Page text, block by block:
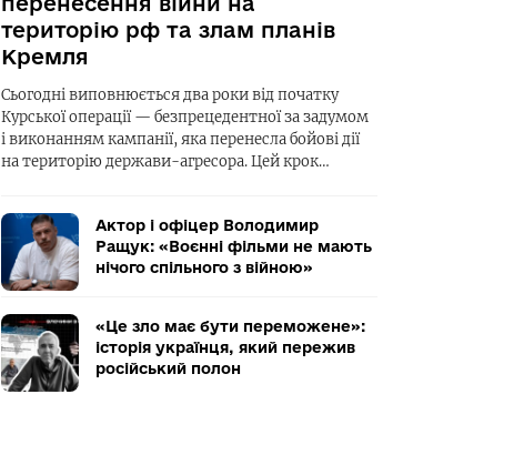
територію рф та злам планів
Кремля
Сьогодні виповнюється два роки від початку
Курської операції — безпрецедентної за задумом
і виконанням кампанії, яка перенесла бойові дії
на територію держави-агресора. Цей крок…
Актор і офіцер Володимир
Ращук: «Воєнні фільми не мають
нічого спільного з війною»
«Це зло має бути переможене»:
історія українця, який пережив
російський полон